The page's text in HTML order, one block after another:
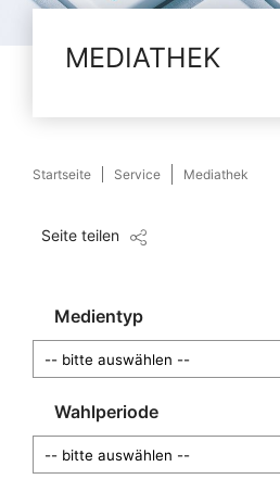
MEDIATHEK
Startseite Service Mediathek
Seite teilen
Medientyp
Wahlperiode